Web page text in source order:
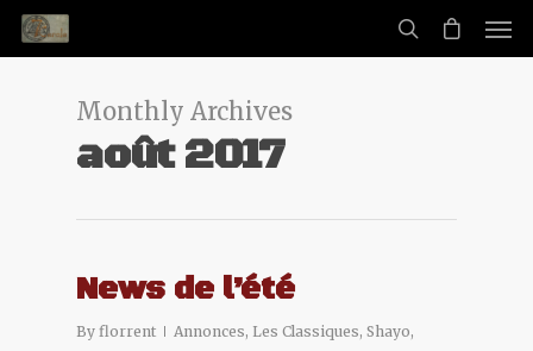
Monthly Archives
août 2017
News de l’été
By florrent Annonces, Les Classiques, Shayo,